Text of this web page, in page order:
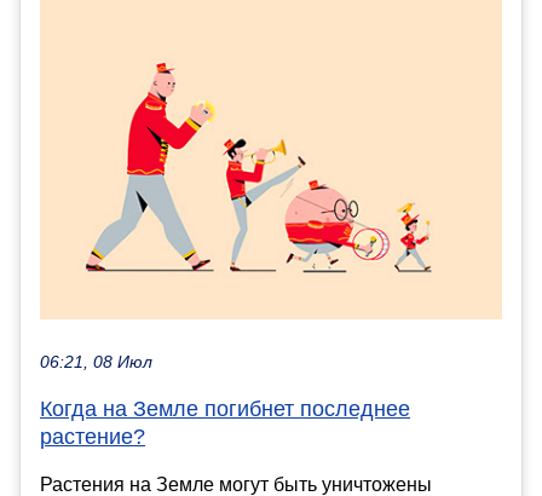
06:21, 08 Июл
Когда на Земле погибнет последнее
растение?
Растения на Земле могут быть уничтожены